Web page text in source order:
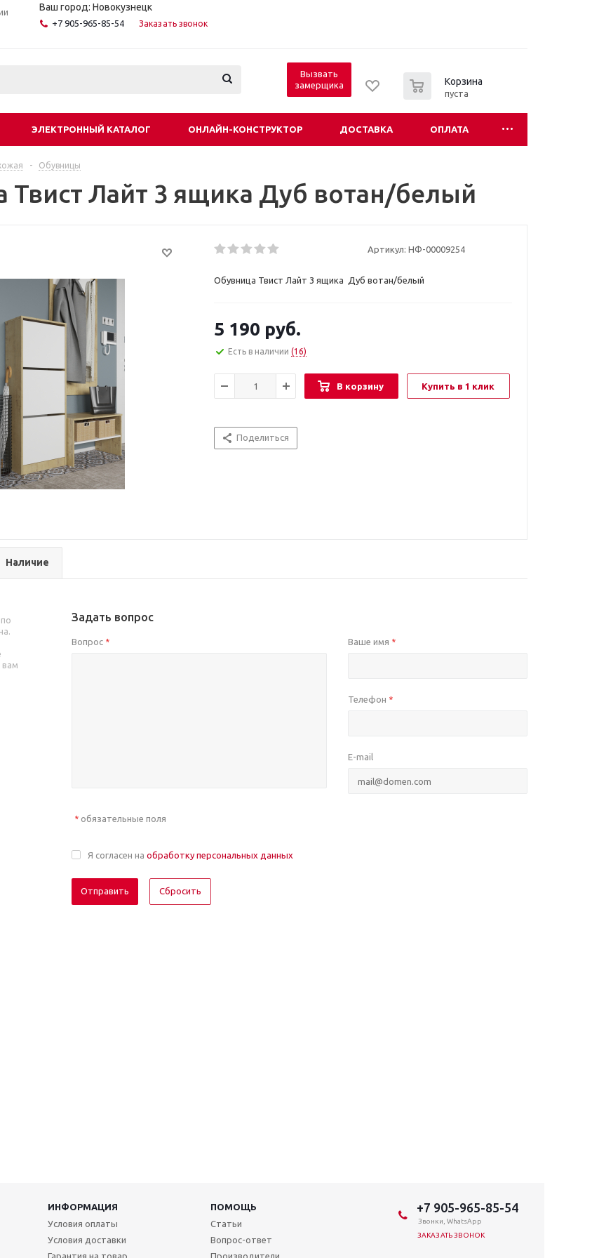
Ваш город: Новокузнецк
+7 905-965-85-54
Заказать звонок
Вызвать
замерщика
Корзина
пуста
ЭЛЕКТРОННЫЙ КАТАЛОГ ОНЛАЙН-КОНСТРУКТОР ДОСТАВКА ОПЛАТА
- Обувницы
Твист Лайт 3 ящика Дуб вотан/белый
Артикул: НФ-00009254
Обувница Твист Лайт 3 ящика Дуб вотан/белый
5 190 руб.
Есть в наличии (16)
В корзину Купить в 1 клик
Поделиться
Наличие
вам
Задать вопрос
Вопрос * Ваше имя *
Телефон *
E-mail
*обязательные поля
Я согласен на обработку персональных данных
Отправить Сбросить
ИНФОРМАЦИЯ
ПОМОЩЬ
Условия оплаты
Условия доставки
Гарантия на товар
Статьи
Вопрос-ответ
Производители
+7 905-965-85-54
Звонки, WhatsApp
ЗАКАЗАТЬ ЗВОНОК